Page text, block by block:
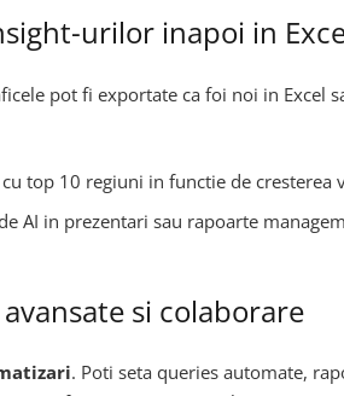
urilor inapoi in
pot fi exportate ca foi noi in Excel
top 10 regiuni in functie de cresterea
AI in prezentari sau rapoarte
si colaborare
. Poti seta queries automate,